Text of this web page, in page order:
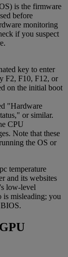
is the firmware
before
monitoring
if you suspect
key to enter
F2, F10, F12, or
on the initial boot
"Hardware
or similar.
CPU
Note that these
the OS or
temperature
and its websites
low-level
is misleading; you